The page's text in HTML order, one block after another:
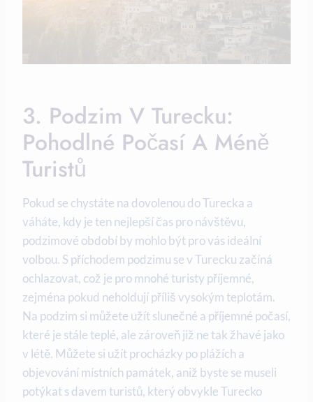
3. Podzim V Turecku:
Pohodlné Počasí A Méně
Turistů
Pokud se chystáte na dovolenou do Turecka a
váháte, kdy je ten nejlepší čas pro návštěvu,
podzimové období by mohlo být pro vás ideální
volbou. S příchodem podzimu se v Turecku začíná
ochlazovat, což je pro mnohé turisty příjemné,
zejména pokud neholdují příliš vysokým teplotám.
Na podzim si můžete užít slunečné a příjemné počasí,
které je stále teplé, ale zároveň již ne tak žhavé jako
v létě. Můžete si užít procházky po plážích a
objevování místních památek, aniž byste se museli
potýkat s davem turistů, který obvykle Turecko